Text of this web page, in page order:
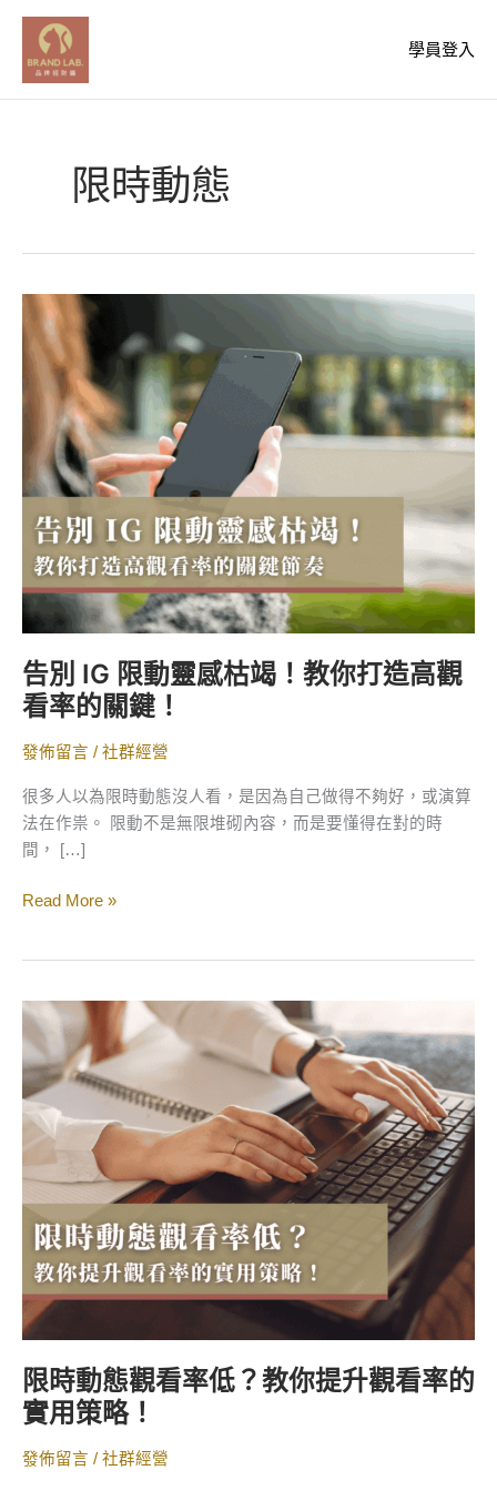
學員登入
限時動態
告別 IG 限動靈感枯竭！教你打造高觀
看率的關鍵！
發佈留言 / 社群經營
很多人以為限時動態沒人看，是因為自己做得不夠好，或演算
法在作祟。 限動不是無限堆砌內容，而是要懂得在對的時
間， […]
告
別
感
枯
竭！
教
你
打
觀
看
的
關
鍵！
Read More »
限時動態觀看率低？教你提升觀看率的
實用策略！
發佈留言 / 社群經營
限
時
動
態
觀
看
教
你
提
升
觀
率
的
用